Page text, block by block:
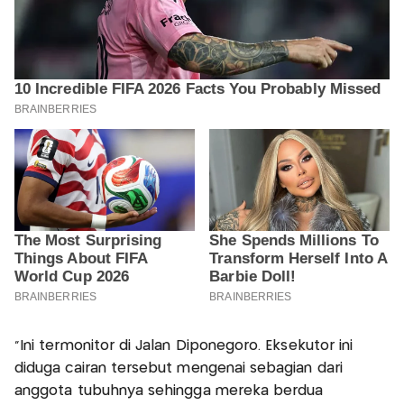
“Ini termonitor di Jalan Diponegoro. Eksekutor ini
diduga cairan tersebut mengenai sebagian dari
anggota tubuhnya sehingga mereka berdua